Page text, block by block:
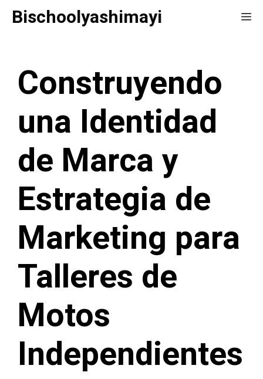
SaltarBischoolyashimayi
Construyendo
una Identidad
de Marca y
Estrategia de
Marketing para
Talleres de
Motos
Independientes